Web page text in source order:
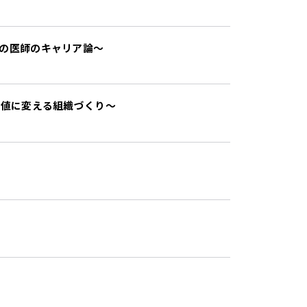
医師のキャリア論〜
に変える組織づくり～